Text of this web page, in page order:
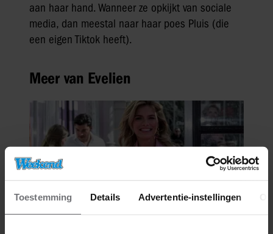
Toestemming Details Advertentie-instellingen
aan haar hand. Wanneer ze opkijkt van sociale
media, dan meestal naar haar poes Pluis (die
een eigen Tiktok heeft).
Meer van Evelien